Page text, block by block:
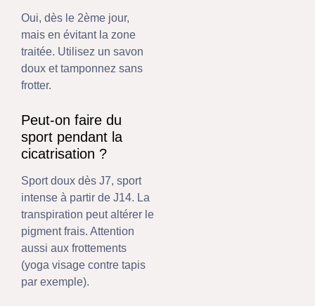
Oui, dès le 2ème jour,
mais en évitant la zone
traitée. Utilisez un savon
doux et tamponnez sans
frotter.
Peut-on faire du
sport pendant la
cicatrisation ?
Sport doux dès J7, sport
intense à partir de J14. La
transpiration peut altérer le
pigment frais. Attention
aussi aux frottements
(yoga visage contre tapis
par exemple).